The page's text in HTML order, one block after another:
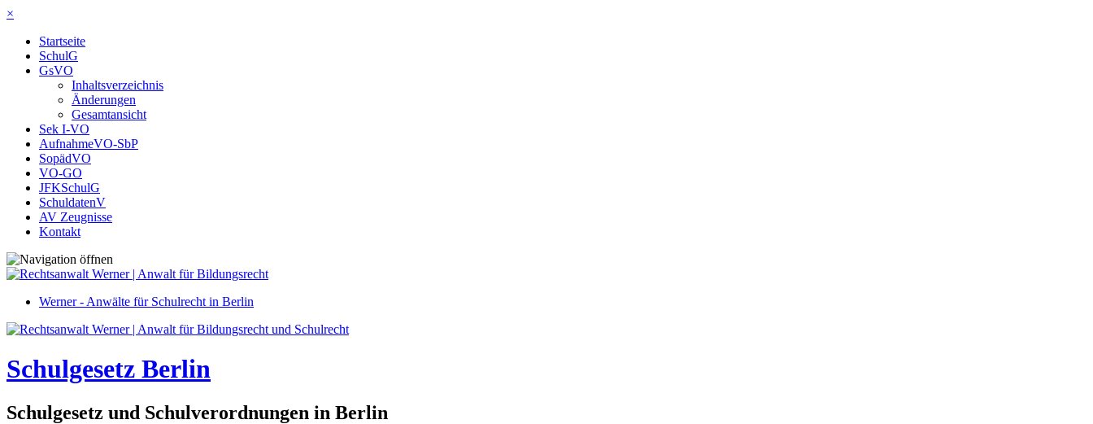
×
Startseite
SchulG
GsVO
Inhaltsverzeichnis
Änderungen
Gesamtansicht
Sek I-VO
AufnahmeVO-SbP
SopädVO
VO-GO
JFKSchulG
SchuldatenV
AV Zeugnisse
Kontakt
Werner - Anwälte für Schulrecht in Berlin
Schulgesetz Berlin
Schulgesetz und Schulverordnungen in Berlin